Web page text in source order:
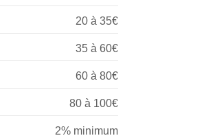
20 à 35€
35 à 60€
60 à 80€
80 à 100€
2% minimum